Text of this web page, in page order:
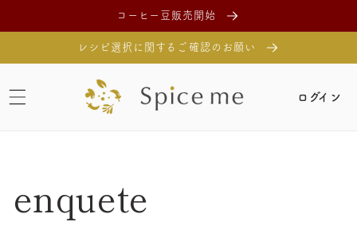
進む
コーヒー豆販売開始
レシピ選択に関するご確認のお願い
ログイン
enquete